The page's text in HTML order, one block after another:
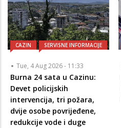
CAZIN SERVISNE INFORMACIJE
Tue, 4 Aug 2026 - 11:33
Burna 24 sata u Cazinu:
Devet policijskih
intervencija, tri požara,
dvije osobe povrijeđene,
redukcije vode i duge